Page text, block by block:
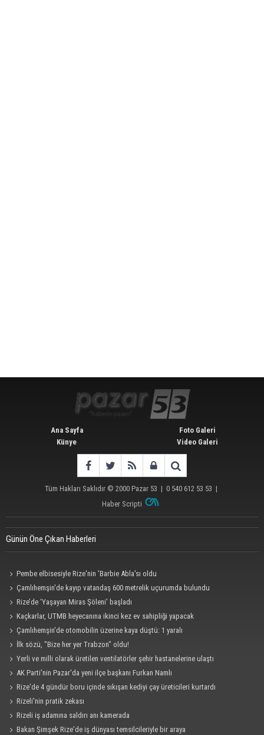
Ana Sayfa
Künye
Foto Galeri
Video Galeri
Tüm Hakları Saklıdır © 2000 Pazar 53 | 0 540 612 53 53 |
Haber Scripti
Günün Öne Çıkan Haberleri
Pembe elbisesiyle Rize'nin 'Barbie Abla'sı oldu
Çamlıhemşin'de kayıp vatandaş 600 metrelik uçurumda bulundu
Rize’de ‘Yaşayan Miras Şöleni’ başladı
Kaçkarlar, UTMB heyecanına ikinci kez ev sahipliği yapacak
Çamlıhemşin'de otomobilin üzerine kaya düştü: 1 yaralı
İlk sözü, "Bize her yer Trabzon" oldu!
Yerli ve milli olarak üretilen ventilatörler şehir hastanelerine ulaştı
AK Parti'nin Pazar'da yeni ilçe başkanı Furkan Namlı
Rize'de 4 gündür boru içinde sıkışan kediyi çay üreticileri kurtardı
Rizeli'nin pratik zekası
Rizeli iş adamına saldırı anı kamerada
Bakan Şimşek Rize'de iş dünyası temsilcileriyle bir araya